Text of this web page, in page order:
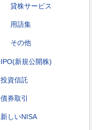
貸株サービス
用語集
その他
IPO(新規公開株)
投資信託
債券取引
新しいNISA